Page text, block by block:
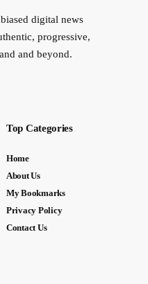
digital news
progressive,
and beyond.
Top Categories
Home
About Us
My Bookmarks
Privacy Policy
Contact Us